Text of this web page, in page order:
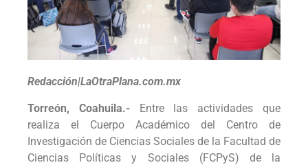
Redacción|LaOtraPlana.com.mx
Torreón, Coahuila.-Entre las actividades que
realiza el Cuerpo Académico del Centro de
Investigación de Ciencias Sociales de la Facultad de
Ciencias Políticas y Sociales (FCPyS) de la